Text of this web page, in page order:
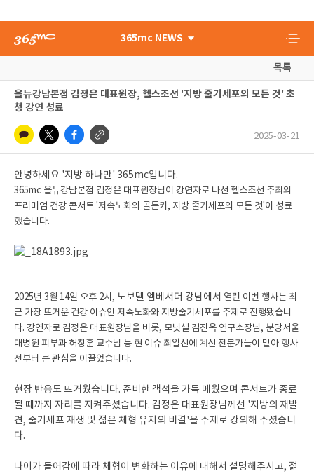
365mc NEWS
목록
올뉴강남본점 김정은 대표원장, 헬스조선 '지방 줄기세포의 모든 것' 초
청 강연 성료
2025-03-21
안녕하세요 '지방 하나만' 365mc입니다.
365mc 올뉴강남본점 김정은 대표원장님이 강연자로 나선 헬스조선 주최의
프리미엄 건강 콘서트 '저속노화의 골든키, 지방 줄기세포의 모든 것'이 성료
했습니다.
2025년 3월 14일 오후 2시, 노보텔 엠베서더 강남에서 열린 이번 행사는 최
근 가장 뜨거운 건강 이슈인 저속노화와 지방줄기세포를 주제로 진행됐습니
다. 강연자로 김정은 대표원장님을 비롯, 모닛셀 김진옥 연구소장님, 분당서울
대병원 피부과 허창훈 교수님 등 현 이슈 최일선에 계신 전문가들이 맡아 행사
전부터 큰 관심을 이끌었습니다.
현장 반응도 뜨거웠습니다. 준비한 객석을 가득 메웠으며 콘서트가 종료
될 때까지 자리를 지켜주셨습니다. 김정은 대표원장님께선 '지방의 재발
견, 줄기세포 재생 및 젊은 체형 유지의 비결'을 주제로 강의해 주셨습니
다.
나이가 들어감에 따라 체형이 변화하는 이유에 대해서 설명해주시고, 젊